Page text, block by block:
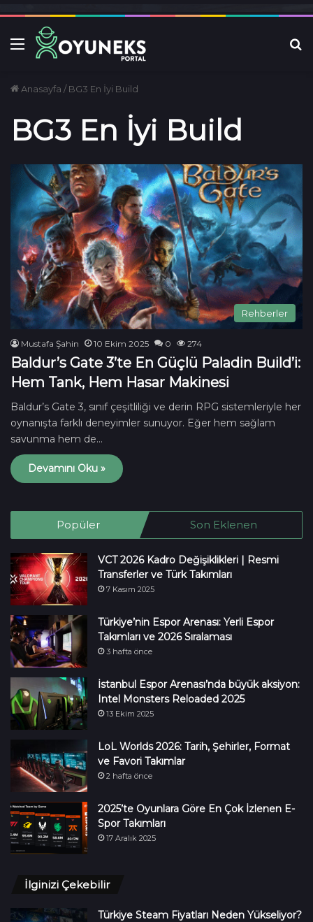
Menü
Anasayfa / BG3 En İyi Build
BG3 En İyi Build
Rehberler
Mustafa Şahin 10 Ekim 2025 0 274
Baldur’s Gate 3’te En Güçlü Paladin Build’i:
Hem Tank, Hem Hasar Makinesi
Baldur’s Gate 3, sınıf çeşitliliği ve derin RPG sistemleriyle her
oynanışta farklı deneyimler sunuyor. Eğer hem sağlam
savunma hem de…
Devamını Oku »
Popüler Son Eklenen
VCT 2026 Kadro Değişiklikleri | Resmi
Transferler ve Türk Takımları
7 Kasım 2025
Türkiye’nin Espor Arenası: Yerli Espor
Takımları ve 2026 Sıralaması
3 hafta önce
İstanbul Espor Arenası’nda büyük aksiyon:
Intel Monsters Reloaded 2025
13 Ekim 2025
LoL Worlds 2026: Tarih, Şehirler, Format
ve Favori Takımlar
2 hafta önce
2025’te Oyunlara Göre En Çok İzlenen E-
Spor Takımları
17 Aralık 2025
İlginizi Çekebilir
Türkiye Steam Fiyatları Neden Yükseliyor?